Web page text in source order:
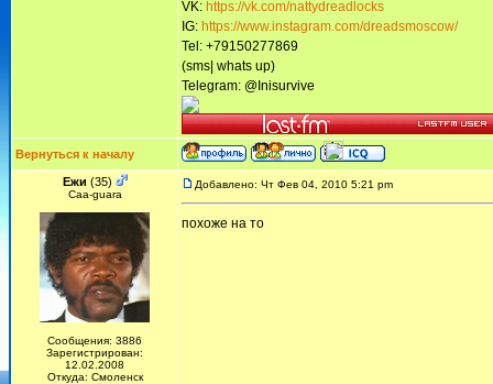
VK: https://vk.com/nattydreadlocks
IG: https://www.instagram.com/dreadsmoscow/
Tel: +79150277869
(sms| whats up)
Telegram: @Inisurvive
Вернуться к началу
Ежи (35)
Сaa-guara
Сообщения: 3886
Зарегистрирован:
12.02.2008
Откуда: Смоленск
Добавлено: Чт Фев 04, 2010 5:21 pm
похоже на то